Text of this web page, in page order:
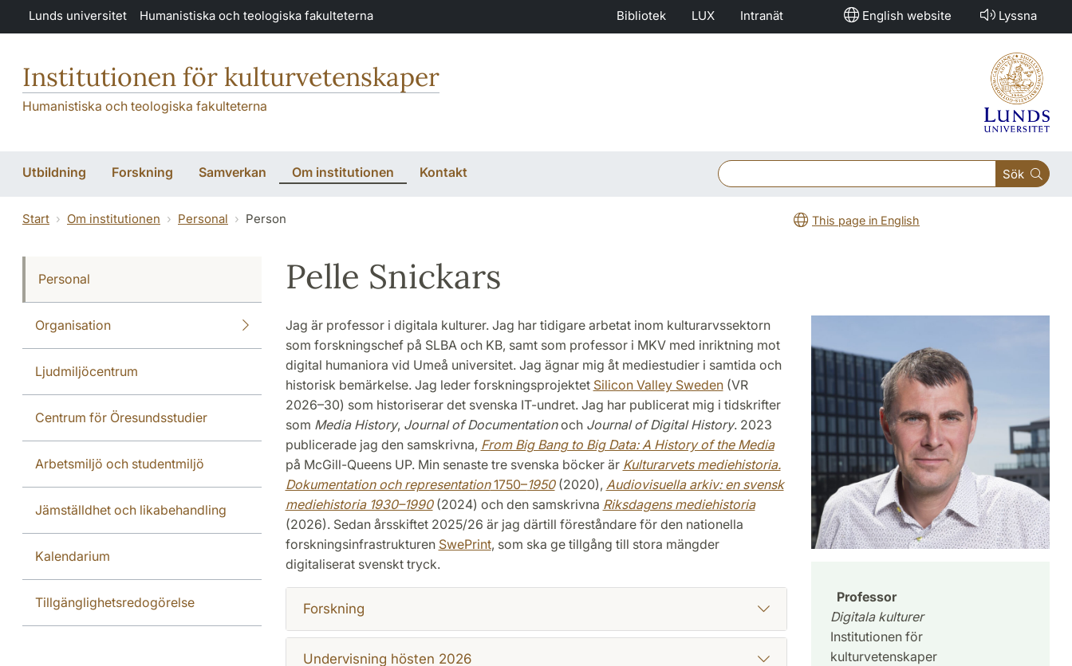
Hoppa till huvudinnehåll
Lunds universitet Humanistiska och teologiska fakulteterna Bibliotek LUX Intranät English website Lyssna
Institutionen för kulturvetenskaper
Humanistiska och teologiska fakulteterna
Utbildning Forskning Samverkan Om institutionen Kontakt Sök
Start Om institutionen Personal Person This page in English
Personal
Organisation
Ljudmiljöcentrum
Centrum för Öresundsstudier
Arbetsmiljö och studentmiljö
Jämställdhet och likabehandling
Kalendarium
Tillgänglighetsredogörelse
Pelle Snickars
Jag är professor i digitala kulturer. Jag har tidigare arbetat inom kulturarvssektorn
som forskningschef på SLBA och KB, samt som professor i MKV med inriktning mot
digital humaniora vid Umeå universitet. Jag ägnar mig åt mediestudier i samtida och
historisk bemärkelse. Jag leder forskningsprojektet Silicon Valley Sweden(VR
2026–30) som historiserar det svenska IT-undret. Jag har publicerat mig i tidskrifter
som Media History, Journal of Documentationoch Journal of Digital History. 2023
publicerade jag den samskrivna, From Big Bang to Big Data: A History of the Media
på McGill-Queens UP. Min senaste tre svenska böcker är Kulturarvets mediehistoria.
Dokumentation och representation1750–1950(2020), Audiovisuella arkiv: en svensk
mediehistoria 1930–1990(2024) och den samskrivna Riksdagens mediehistoria
(2026). Sedan årsskiftet 2025/26 är jag därtill föreståndare för den nationella
forskningsinfrastrukturen SwePrint, som ska ge tillgång till stora mängder
digitaliserat svenskt tryck.
Forskning
Undervisning hösten 2026
Professor
Digitala kulturer
Institutionen för
kulturvetenskaper